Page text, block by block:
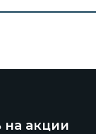
акции